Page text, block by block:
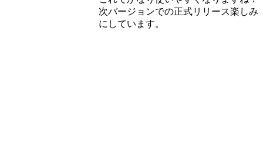
次バージョンでの正式リリース楽しみ
にしています。